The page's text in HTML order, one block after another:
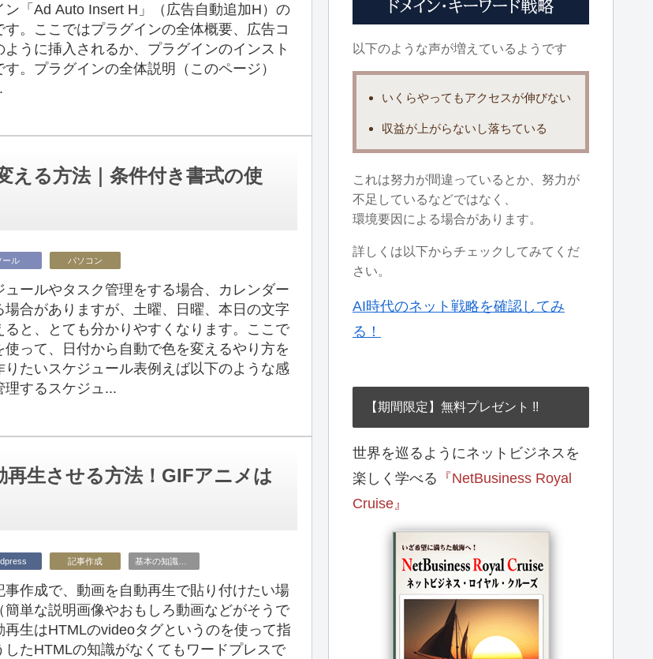
ン「Ad Auto Insert H」（広告自動追加H）の
。ここではプラグインの全体概要、広告コ
ように挿入されるか、プラグインのインスト
。プラグインの全体説明（このページ）
える方法｜条件付き書式の使
ール パソコン
ュールやタスク管理をする場合、カレンダー
場合がありますが、土曜、日曜、本日の文字
ると、とても分かりやすくなります。ここで
使って、日付から自動で色を変えるやり方を
りたいスケジュール表例えば以下のような感
理するスケジュ...
再生させる方法！GIFアニメは
記事作成
事作成で、動画を自動再生で貼り付けたい場
簡単な説明画像やおもしろ動画などがそうで
再生はHTMLのvideoタグというのを使って指
したHTMLの知識がなくてもワードプレスで
以下のような声が増えているようです
いくらやってもアクセスが伸びない
収益が上がらないし落ちている
これは努力が間違っているとか、努力が
不足しているなどではなく、
環境要因による場合があります。
詳しくは以下からチェックしてみてくだ
さい。
AI時代のネット戦略を確認してみ
る！
【期間限定】無料プレゼント !!
世界を巡るようにネットビジネスを
楽しく学べる 『NetBusiness Royal
Cruise』